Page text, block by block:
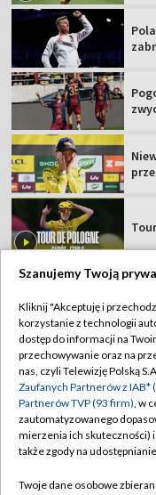
Szanujemy Twoją
Kliknij "Akceptuję i
korzystanie z technologii
dostęp do informacji na
przechowywanie oraz na
nas, czyli Telewizję Polską
Zaufanych Partnerów z IAB*
Partnerów TVP (93 firm), w
zautomatyzowanego
mierzenia ich skuteczności)
także zgody na
Twoje dane osobowe